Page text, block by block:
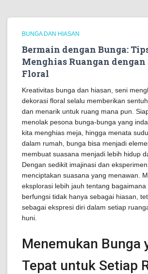
BUNGA DAN HIASAN
Bermain dengan Bunga:
Menghias Ruangan
Floral
Kreativitas bunga dan hiasan, seni
dekorasi floral selalu memberikan
dan menarik untuk ruang mana pun.
menolak pesona bunga-bunga yang
kita menghias meja, hingga menata
dalam rumah, bunga bisa menjadi
membuat suasana menjadi lebih hidup
Dengan sedikit imajinasi dan
menciptakan suasana yang menawan.
eksplorasi lebih jauh tentang
berfungsi tidak hanya sebagai hiasan,
sebagai ekspresi diri dalam setiap
huni.
Menemukan Bunga
Tepat untuk Setiap